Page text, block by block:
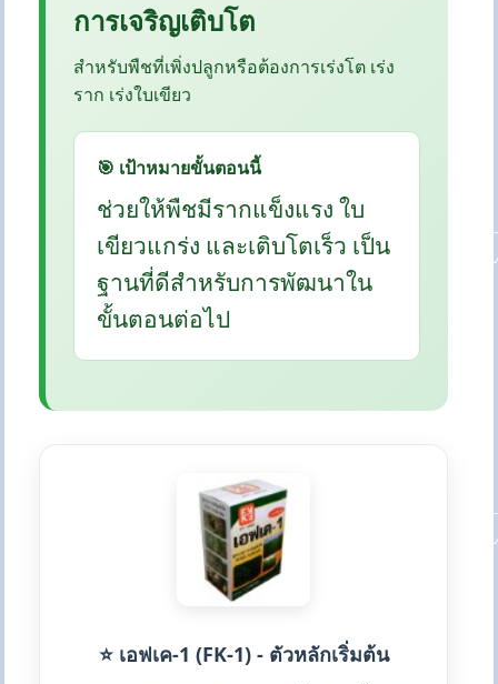
การเจริญเติบโต
สำหรับพืชที่เพิ่งปลูกหรือต้องการเร่งโต เร่ง
ราก เร่งใบเขียว
🎯 เป้าหมายขั้นตอนนี้
ช่วยให้พืชมีรากแข็งแรง ใบ
เขียวแกร่ง และเติบโตเร็ว เป็น
ฐานที่ดีสำหรับการพัฒนาใน
ขั้นตอนต่อไป
⭐ เอฟเค-1 (FK-1) - ตัวหลักเริ่มต้น